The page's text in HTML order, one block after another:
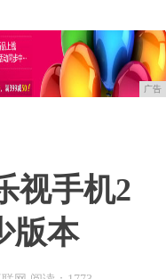
广告
视手机2
版本